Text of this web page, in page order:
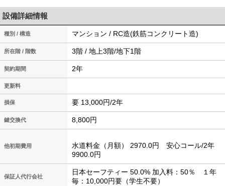
設備詳細情報
種別 / 構造 マンション / RC造(鉄筋コンクリート造)
所在階 / 階数 3階 / 地上3階/地下1階
契約期間 2年
更新料
損保 要 13,000円/2年
鍵交換代 8,800円
他初期費用
水道料金（月額） 2970.0円 安心コール/2年
9900.0円
保証人代行会社
日本セーフティー 50.0% 加入料：50％ １年
毎：10,000円要（学生不要）